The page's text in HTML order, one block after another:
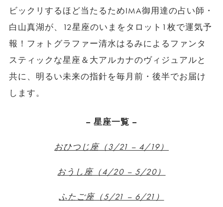
ビックリするほど当たるためIMA御用達の占い師・
白山真湖が、12星座のいまをタロット1枚で運気予
報！フォトグラファー清水はるみによるファンタ
スティックな星座＆大アルカナのヴィジュアルと
共に、明るい未来の指針を毎月前・後半でお届け
します。
– 星座一覧 –
おひつじ座（3/21 – 4/19）
おうし座（4/20 – 5/20）
ふたご座（5/21 – 6/21）